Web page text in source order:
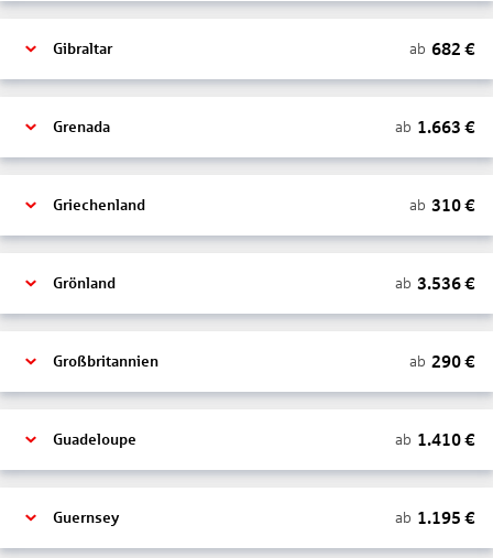
Gibraltar ab 682 €
Grenada ab 1.663 €
Griechenland ab 310€
Grönland ab 3.536€
Großbritannien ab 290€
Guadeloupe ab 1.410€
Guernsey ab 1.195 €